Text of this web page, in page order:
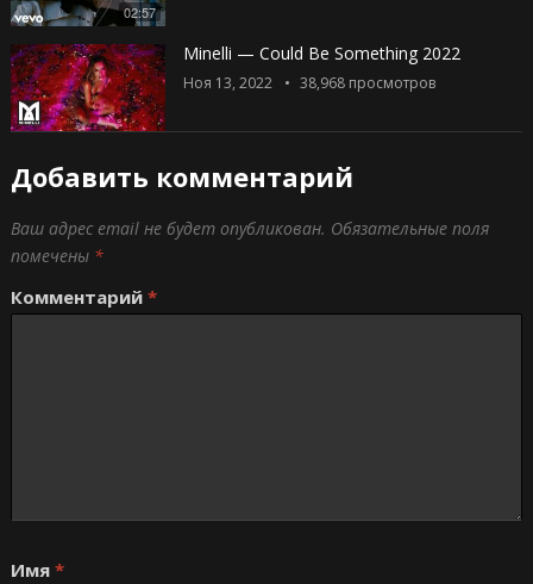
02:57
Minelli — Could Be Something 2022
Ноя 13, 2022 38,968просмотров
Добавить комментарий
Ваш адрес email не будет опубликован. Обязательные поля
помечены *
Комментарий *
Имя *